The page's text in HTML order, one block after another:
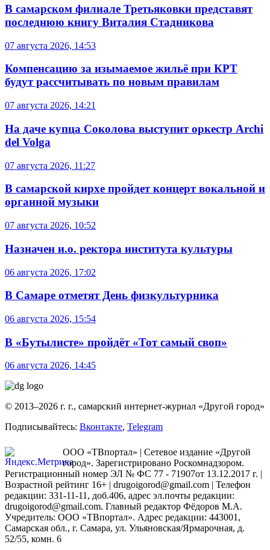
В самарском филиале Третьяковки представят
последнюю книгу Виталия Стадникова
07 августа 2026, 14:53
Компенсацию за изымаемое жильё при КРТ
будут рассчитывать по новым правилам
07 августа 2026, 14:21
На даче купца Соколова выступит оркестр Archi
del Volga
07 августа 2026, 11:27
В самарской кирхе пройдет концерт вокальной и
органной музыки
07 августа 2026, 10:52
Назначен и.о. ректора института культуры
06 августа 2026, 17:02
В Самаре отметят День физкультурника
06 августа 2026, 15:54
В «Бутылисте» пройдёт «Тот самый своп»
06 августа 2026, 14:45
© 2013–2026 г. г., самарский интернет-журнал «Другой город»
Подписывайтесь: Вконтакте, Telegram
ООО «ТВпортал» | Сетевое издание «Другой
город». Зарегистрировано Роскомнадзором.
Регистрационный номер ЭЛ № ФС 77 - 71907от 13.12.2017 г. |
Возрастной рейтинг 16+ | drugoigorod@gmail.com | Телефон
редакции: 331-11-11, доб.406, адрес эл.почты редакции:
drugoigorod@gmail.com. Главный редактор Фёдоров М.А.
Учредитель: ООО «ТВпортал». Адрес редакции: 443001,
Самарская обл., г. Самара, ул. Ульяновская/Ярмарочная, д.
52/55, комн. 6